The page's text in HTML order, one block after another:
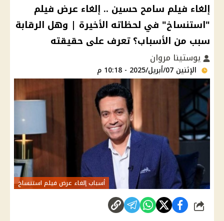
إلغاء فيلم سامح حسين .. إلغاء عرض فيلم
"استنساخ" في لحظاته الأخيرة | وهل الرقابة
سبب من الأسباب؟ تعرف على حقيقته
يوستينا مروان
الإثنين 07/أبريل/2025 - 10:18 م
أسباب إلغاء عرض فيلم استنساخ
شارك